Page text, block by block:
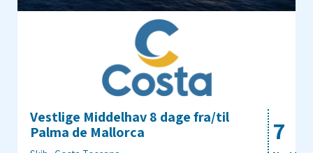
7
Vestlige Middelhav 8 dage fra/til
Palma de Mallorca